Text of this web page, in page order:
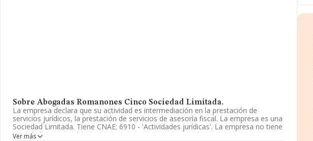
Sobre Abogadas Romanones Cinco Sociedad Limitada.
La empresa declara que su actividad es intermediación en la prestación de
servicios jurídicos, la prestación de servicios de asesoría fiscal. La empresa es una
Sociedad Limitada. Tiene CNAE: 6910 - 'Actividades jurídicas'. La empresa no tiene
actividad en mercados exteriores.
Ver más